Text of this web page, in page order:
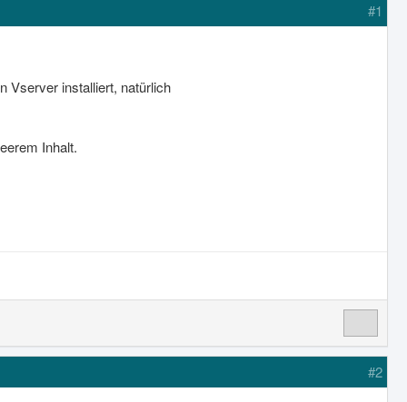
#1
Vserver installiert, natürlich
Inhalt.
#2